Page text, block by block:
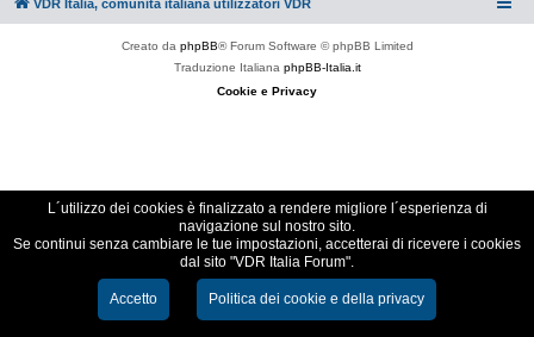
VDR Italia, comunità italiana utilizzatori VDR
Creato da phpBB® Forum Software © phpBB Limited
Traduzione Italiana phpBB-Italia.it
Cookie e Privacy
L´utilizzo dei cookies è finalizzato a rendere migliore l´esperienza di
navigazione sul nostro sito.
Se continui senza cambiare le tue impostazioni, accetterai di ricevere i cookies
dal sito "VDR Italia Forum".
Accetto Politica dei cookie e della privacy